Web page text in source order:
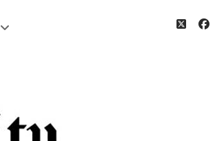
Menü
twitter